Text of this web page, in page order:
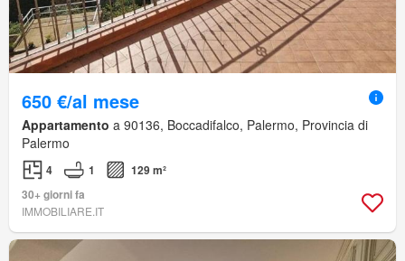
650 €/al mese
Appartamento a 90136, Boccadifalco, Palermo, Provincia di
Palermo
4 1
129 m²
30+ giorni fa
IMMOBILIARE.IT